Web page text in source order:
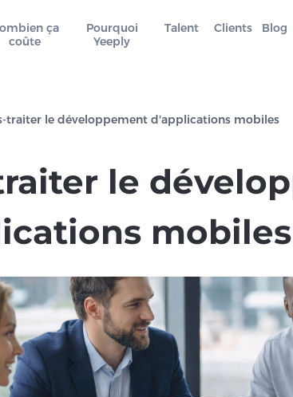
ça
coûte
Pourquoi
Yeeply
Talent Clients Blog
traiter le développement d'applications mobiles
le
mobiles